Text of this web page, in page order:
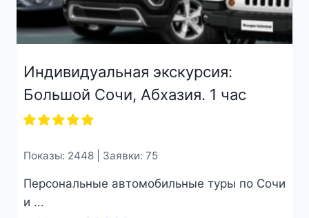
Индивидуальная экскурсия:
Большой Сочи, Абхазия. 1 час
Показы: 2448 | Заявки: 75
Персональные автомобильные туры по Сочи
и ...